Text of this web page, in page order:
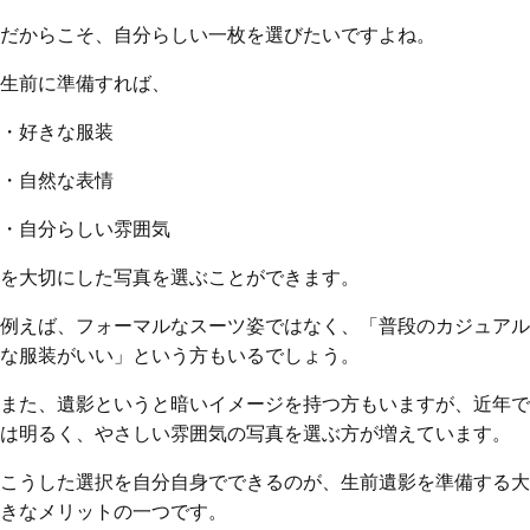
だからこそ、自分らしい一枚を選びたいですよね。
生前に準備すれば、
・好きな服装
・自然な表情
・自分らしい雰囲気
を大切にした写真を選ぶことができます。
例えば、フォーマルなスーツ姿ではなく、「普段のカジュアル
な服装がいい」という方もいるでしょう。
また、遺影というと暗いイメージを持つ方もいますが、近年で
は明るく、やさしい雰囲気の写真を選ぶ方が増えています。
こうした選択を自分自身でできるのが、生前遺影を準備する大
きなメリットの一つです。